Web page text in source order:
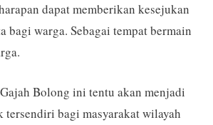
dapat memberikan kesejukan
bagi warga. Sebagai tempat bermain
Bolong ini tentu akan menjadi
tersendiri bagi masyarakat wilayah